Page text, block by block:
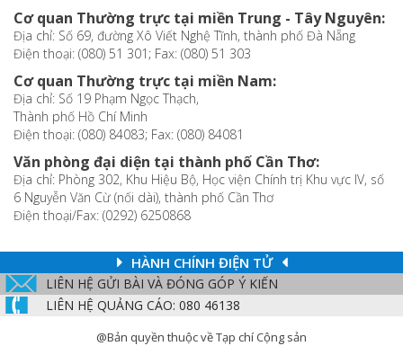
Cơ quan Thường trực tại miền Trung - Tây Nguyên:
Địa chỉ: Số 69, đường Xô Viết Nghệ Tĩnh, thành phố Đà Nẵng
Điện thoại: (080) 51 301; Fax: (080) 51 303
Cơ quan Thường trực tại miền Nam:
Địa chỉ: Số 19 Phạm Ngọc Thạch,
Thành phố Hồ Chí Minh
Điện thoại: (080) 84083; Fax: (080) 84081
Văn phòng đại diện tại thành phố Cần Thơ:
Địa chỉ: Phòng 302, Khu Hiệu Bộ, Học viện Chính trị Khu vực IV, số
6 Nguyễn Văn Cừ (nối dài), thành phố Cần Thơ
Điện thoại/Fax: (0292) 6250868
HÀNH CHÍNH ĐIỆN TỬ
LIÊN HỆ GỬI BÀI VÀ ĐÓNG GÓP Ý KIẾN
LIÊN HỆ QUẢNG CÁO: 080 46138
@Bản quyền thuộc về Tạp chí Cộng sản